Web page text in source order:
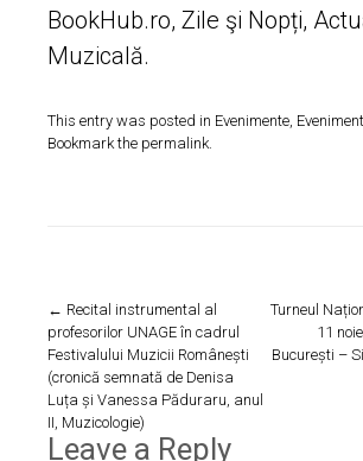
BookHub.ro, Zile şi Nopți,
Muzicală.
This entry was posted in Evenimente
Bookmark the permalink
Post
navigation
← Recital instrumental al
profesorilor UNAGE în cadrul
Festivalului Muzicii Românești
(cronică semnată de Denisa
Luța și Vanessa Păduraru, anul
II, Muzicologie)
Turneul
11
București –
Leave a Reply